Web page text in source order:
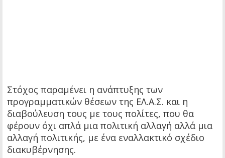
Στόχος παραμένει η ανάπτυξης των
προγραμματικών θέσεων της ΕΛ.Α.Σ. και η
διαβούλευση τους με τους πολίτες, που θα
φέρουν όχι απλά μια πολιτική αλλαγή αλλά μια
αλλαγή πολιτικής, με ένα εναλλακτικό σχέδιο
διακυβέρνησης.